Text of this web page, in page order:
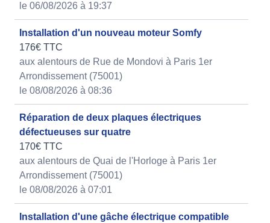
le 06/08/2026 à 19:37
Installation d'un nouveau moteur Somfy
176€ TTC
aux alentours de Rue de Mondovi à Paris 1er
Arrondissement (75001)
le 08/08/2026 à 08:36
Réparation de deux plaques électriques
défectueuses sur quatre
170€ TTC
aux alentours de Quai de l'Horloge à Paris 1er
Arrondissement (75001)
le 08/08/2026 à 07:01
Installation d'une gâche électrique compatible